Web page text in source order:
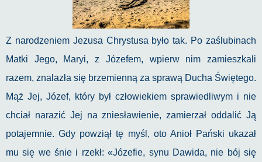
Z narodzeniem Jezusa Chrystusa było tak. Po zaślubinach
Matki Jego, Maryi, z Józefem, wpierw nim zamieszkali
razem, znalazła się brzemienną za sprawą Ducha Świętego.
Mąż Jej, Józef, który był człowiekiem sprawiedliwym i nie
chciał narazić Jej na zniesławienie, zamierzał oddalić Ją
potajemnie. Gdy powziął tę myśl, oto Anioł Pański ukazał
mu się we śnie i rzekł: «Józefie, synu Dawida, nie bój się